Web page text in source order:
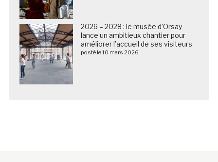
2026 – 2028 : le musée d’Orsay
lance un ambitieux chantier pour
améliorer l’accueil de ses visiteurs
posté le 10 mars 2026